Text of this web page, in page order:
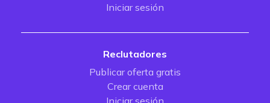
Iniciar sesión
Reclutadores
Publicar oferta gratis
Crear cuenta
Iniciar sesión